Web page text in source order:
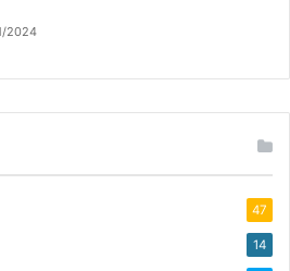
2024
47
14